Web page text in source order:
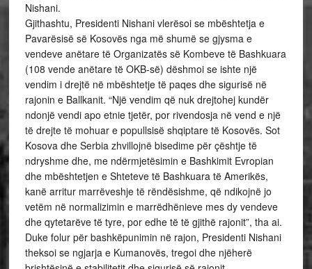
Nishani.
Gjithashtu, Presidenti Nishani vlerësoi se mbështetja e
Pavarësisë së Kosovës nga më shumë se gjysma e
vendeve anëtare të Organizatës së Kombeve të Bashkuara
(108 vende anëtare të OKB-së) dëshmoi se ishte një
vendim i drejtë në mbështetje të paqes dhe sigurisë në
rajonin e Ballkanit. “Një vendim që nuk drejtohej kundër
ndonjë vendi apo etnie tjetër, por rivendosja në vend e një
të drejte të mohuar e popullsisë shqiptare të Kosovës. Sot
Kosova dhe Serbia zhvillojnë bisedime për çështje të
ndryshme dhe, me ndërmjetësimin e Bashkimit Evropian
dhe mbështetjen e Shteteve të Bashkuara të Amerikës,
kanë arritur marrëveshje të rëndësishme, që ndikojnë jo
vetëm në normalizimin e marrëdhënieve mes dy vendeve
dhe qytetarëve të tyre, por edhe të të gjithë rajonit”, tha ai.
Duke folur për bashkëpunimin në rajon, Presidenti Nishani
theksoi se ngjarja e Kumanovës, tregoi dhe njëherë